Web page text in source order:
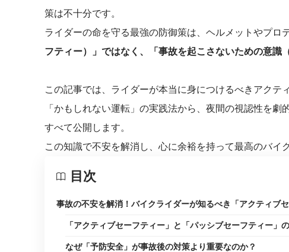
策は不十分です。
ライダーの命を守る最強の防御策は、ヘルメットやプロ
フティー）」ではなく、「事故を起こさないための意識
この記事では、ライダーが本当に身につけるべきアクテ
「かもしれない運転」の実践法から、夜間の視認性を
すべて公開します。
この知識で不安を解消し、心に余裕を持って最高のバイ
目次
事故の不安を解消！バイクライダーが知るべき「アクティブ
「アクティブセーフティー」と「パッシブセーフティー」
なぜ「予防安全」が事故後の対策より重要なのか？